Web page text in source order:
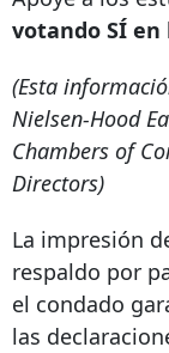
votando SÍ en
(Esta
Nielsen-Hood
Chambers of
Directors)
La impresión
respaldo por
el condado
las